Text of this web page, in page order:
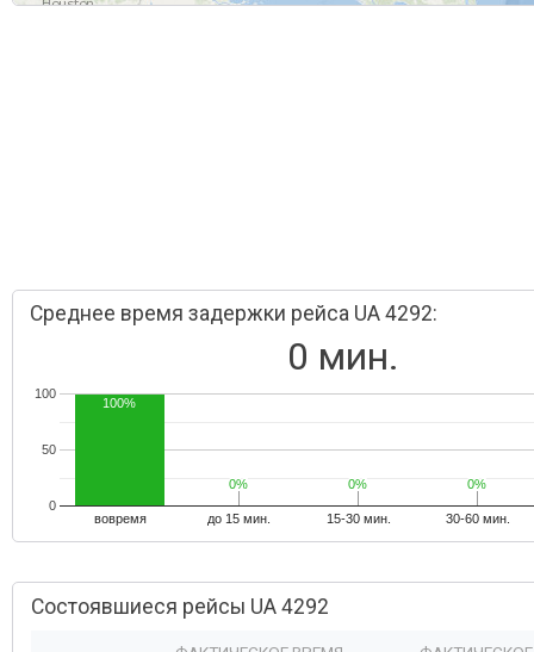
Среднее время задержки рейса UA 4292:
0 мин.
вовремя до 15 мин. 15-30 мин. 30-60 мин.
0
50
100
100%
0%
0% 0%
0% 0%
0%
Состоявшиеся рейсы UA 4292